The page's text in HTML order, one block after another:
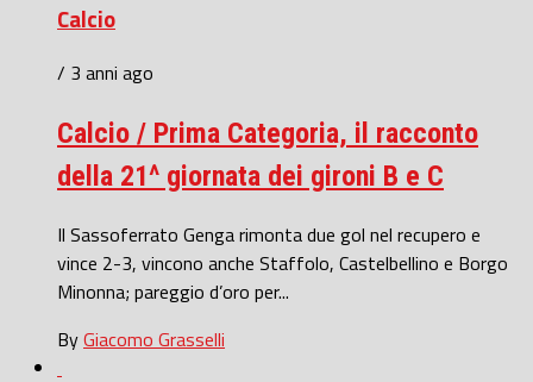
Calcio
/ 3 anni ago
Calcio / Prima Categoria, il racconto
della 21^ giornata dei gironi B e C
Il Sassoferrato Genga rimonta due gol nel recupero e
vince 2-3, vincono anche Staffolo, Castelbellino e Borgo
Minonna; pareggio d’oro per...
ByGiacomo Grasselli